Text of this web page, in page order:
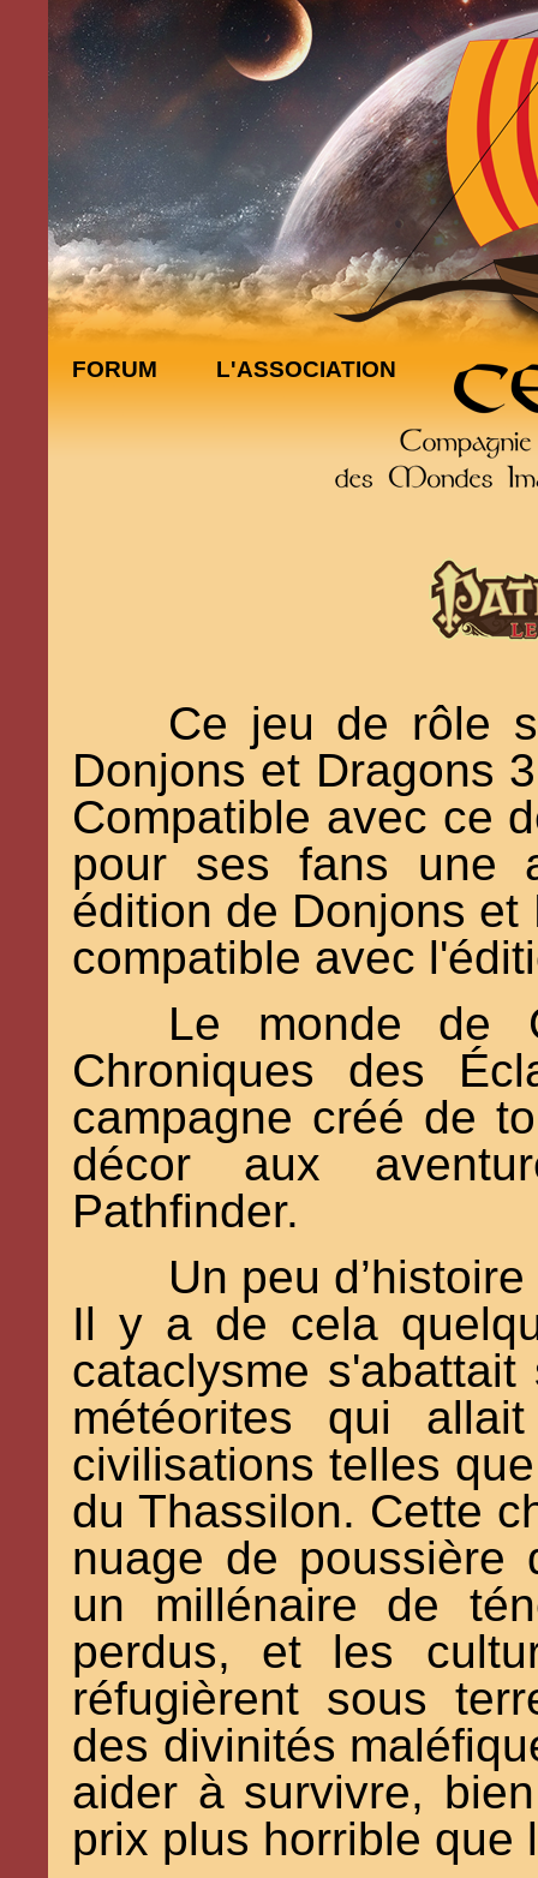
FORUM L'ASSOCIATION
Ce jeu de rôle
Donjons et Dragons
Compatible avec ce
pour ses fans une
édition de Donjons
compatible avec
Le monde de
Chroniques des
campagne créé de
décor aux
Pathfinder.
Un peu d’histoire
Il y a de cela
cataclysme
météorites qui
civilisations telles
du Thassilon. Cette
nuage de poussière
un millénaire de
perdus, et les
réfugièrent sous
des divinités
aider à survivre,
prix plus horrible que